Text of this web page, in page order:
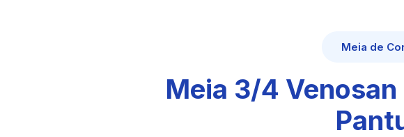
Meia de
Meia 3/4